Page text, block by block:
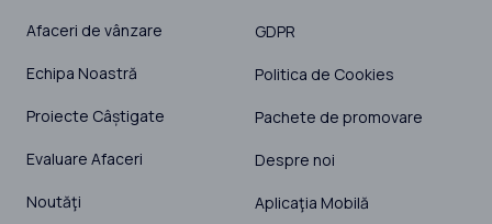
Afaceri de vânzare
Echipa Noastră
Proiecte Câștigate
Evaluare Afaceri
Noutăţi
GDPR
Politica de Cookies
Pachete de promovare
Despre noi
Aplicaţia Mobilă